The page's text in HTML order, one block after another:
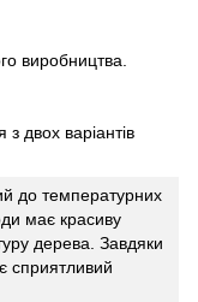
виробництва.
двох варіантів
до температурних
має красиву
дерева. Завдяки
сприятливий